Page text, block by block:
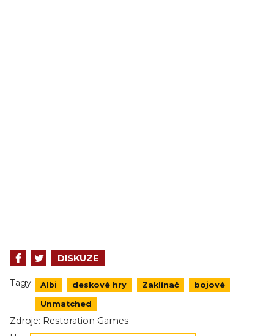
DISKUZE
Tagy: Albi deskové hry Zaklínač bojové
Unmatched
Zdroje: Restoration Games